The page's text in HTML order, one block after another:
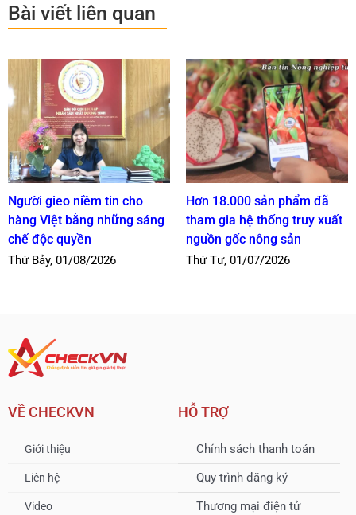
Bài viết liên quan
Người gieo niềm tin cho
hàng Việt bằng những sáng
chế độc quyền
Thứ Bảy, 01/08/2026
Hơn 18.000 sản phẩm đã
tham gia hệ thống truy xuất
nguồn gốc nông sản
Thứ Tư, 01/07/2026
VỀ CHECKVN
Giới thiệu
Liên hệ
Video
HỖ TRỢ
Chính sách thanh toán
Quy trình đăng ký
Thương mại điện tử